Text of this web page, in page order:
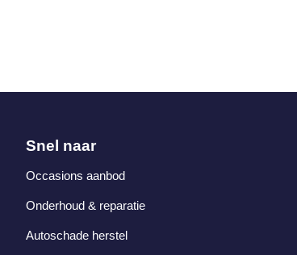
Snel naar
Occasions aanbod
Onderhoud & reparatie
Autoschade herstel